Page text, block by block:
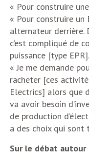
« Pour construire
« Pour construire
alternateur derrière.
c’est compliqué de
puissance [type
« Je me demande
racheter [ces
Electrics] alors que
va avoir besoin
de production
a des choix qui sont
Sur le débat autour